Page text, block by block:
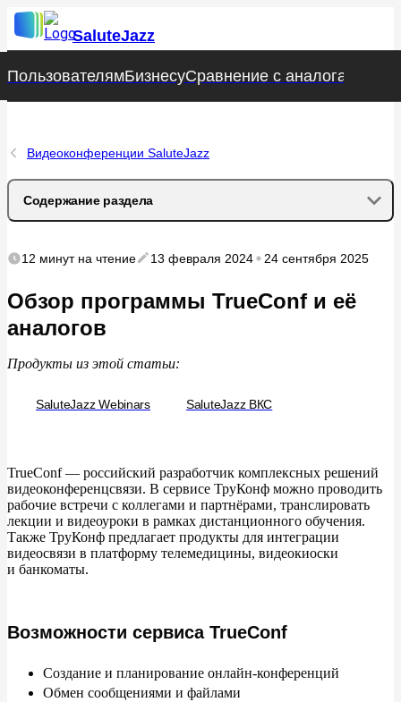
SaluteJazz
ПользователямБизнесуСравнение с аналогами
ПользователямБизнесуСравнение с аналогами
Видеоконференции SaluteJazz
Содержание раздела
Возможности сервиса TrueConf
Преимущества
Недостатки
SaluteJazz
VideoMost
Zoom
Яндекс.Телемост
Microsoft Teams
12 минутна чтение 13 февраля 2024 24 сентября 2025
Обзор программы TrueConf и её
аналогов
Продукты из этой статьи:
SaluteJazz Webinars SaluteJazz ВКС
TrueConf — российский разработчик комплексных решений
видеоконференцсвязи. В сервисе ТруКонф можно проводить
рабочие встречи с коллегами и партнёрами, транслировать
лекции и видеоуроки в рамках дистанционного обучения.
Также ТруКонф предлагает продукты для интеграции
видеосвязи в платформу телемедицины, видеокиоски
и банкоматы.
Возможности сервиса TrueConf
Создание и планирование онлайн-конференций
Обмен сообщениями и файлами